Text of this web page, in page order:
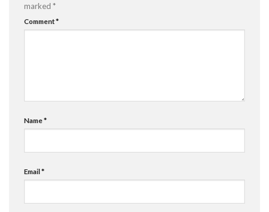
marked *
Comment*
Name*
Email*